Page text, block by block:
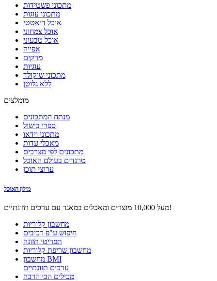
מתכוני פשטידות
מתכוני עוגות
אוכל דיאטטי
אוכל צמחוני
אוכל טבעוני
אפייה
מרקים
עוגיות
מתכוני שוקולד
ללא גלוטן
מומלצים
מנתח המתכונים
ספרי בישול
מתכוני וידאו
מאכלי עדות
מתכונים לפי מצרכים
טרנדים בעולם האוכל
ערוצי תוכן
מילון האוכל
מעל 10,000 מוצרים ומאכלים במאגר עם ערכים תזונתיים!
מחשבון קלוריות
חיפוש ע"פ רכיבים
תפריטי תזונה
מחשבון שריפת קלוריות
מחשבון BMI
ערכים תזונתיים
מכילים הכי הרבה